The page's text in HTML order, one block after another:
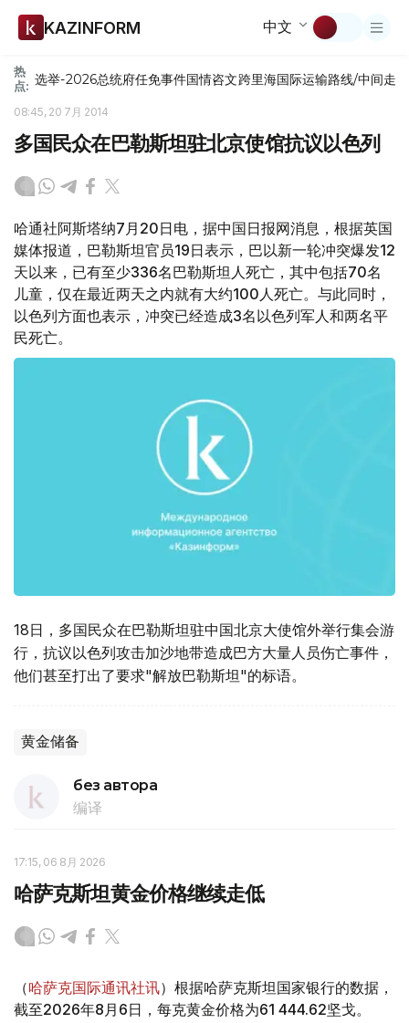
KAZINFORM 中文
热
点: 选举-2026总统府任免事件国情咨文跨里海国际运输路线/中间走廊
08:45, 20 7月 2014
多国民众在巴勒斯坦驻北京使馆抗议以色列
哈通社阿斯塔纳7月20日电，据中国日报网消息，根据英国
媒体报道，巴勒斯坦官员19日表示，巴以新一轮冲突爆发12
天以来，已有至少336名巴勒斯坦人死亡，其中包括70名
儿童，仅在最近两天之内就有大约100人死亡。与此同时，
以色列方面也表示，冲突已经造成3名以色列军人和两名平
民死亡。
18日，多国民众在巴勒斯坦驻中国北京大使馆外举行集会游
行，抗议以色列攻击加沙地带造成巴方大量人员伤亡事件，
他们甚至打出了要求"解放巴勒斯坦"的标语。
黄金储备
без автора
编译
17:15, 06 8月 2026
哈萨克斯坦黄金价格继续走低
（哈萨克国际通讯社讯）根据哈萨克斯坦国家银行的数据，
截至2026年8月6日，每克黄金价格为61 444.62坚戈。